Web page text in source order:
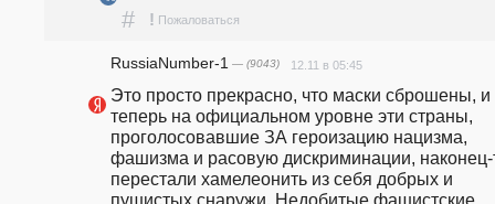
# ! Пожаловаться
RussiaNumber-1 — (9043) 12.11 в 05:45
Это просто прекрасно, что маски сброшены, и
теперь на официальном уровне эти страны,
проголосовавшие ЗА героизацию нацизма,
фашизма и расовую дискриминации, наконец-
перестали хамелеонить из себя добрых и
пушистых снаружи. Недобитые фашистские